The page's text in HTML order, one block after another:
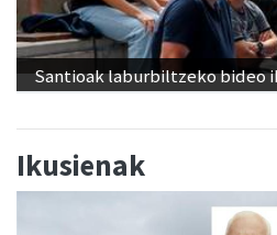
Santioak laburbiltzeko bideo
Ikusienak